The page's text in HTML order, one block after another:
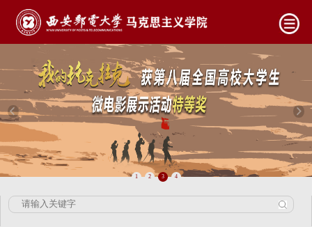
1 2 3 4